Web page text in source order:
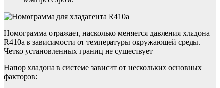
Номограмма отражает, насколько меняется давления хладона
R410a в зависимости от температуры окружающей среды.
Четко установленных границ не существует
Напор хладона в системе зависит от нескольких основных
факторов: